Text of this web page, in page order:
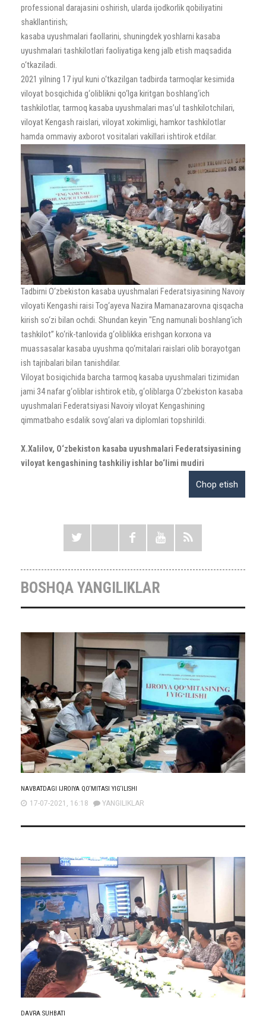
professional darajasini oshirish, ularda ijodkorlik qobiliyatini
shakllantirish;
kasaba uyushmalari faollarini, shuningdek yoshlarni kasaba
uyushmalari tashkilotlari faoliyatiga keng jalb etish maqsadida
o‘tkaziladi.
2021 yilning 17 iyul kuni o‘tkazilgan tadbirda tarmoqlar kesimida
viloyat bosqichida g‘oliblikni qo‘lga kiritgan boshlang‘ich
tashkilotlar, tarmoq kasaba uyushmalari mas’ul tashkilotchilari,
viloyat Kengash raislari, viloyat xokimligi, hamkor tashkilotlar
hamda ommaviy axborot vositalari vakillari ishtirok etdilar.
Tadbirni O‘zbekiston kasaba uyushmalari Federatsiyasining Navoiy
viloyati Kengashi raisi Tog‘ayeva Nazira Mamanazarovna qisqacha
kirish so‘zi bilan ochdi. Shundan keyin "Eng namunali boshlang‘ich
tashkilot” ko‘rik-tanlovida g‘oliblikka erishgan korxona va
muassasalar kasaba uyushma qo‘mitalari raislari olib borayotgan
ish tajribalari bilan tanishdilar.
Viloyat bosiqichida barcha tarmoq kasaba uyushmalari tizimidan
jami 34 nafar g‘oliblar ishtirok etib, g‘oliblarga O‘zbekiston kasaba
uyushmalari Federatsiyasi Navoiy viloyat Kengashining
qimmatbaho esdalik sovg‘alari va diplomlari topshirildi.
X.Xalilov, O‘zbekiston kasaba uyushmalari Federatsiyasining
viloyat kengashining tashkiliy ishlar bo‘limi mudiri
BOSHQA YANGILIKLAR
NAVBATDAGI IJROIYA QO‘MITASI YIG‘ILISHI
17-07-2021, 16:18 YANGILIKLAR
DAVRA SUHBATI